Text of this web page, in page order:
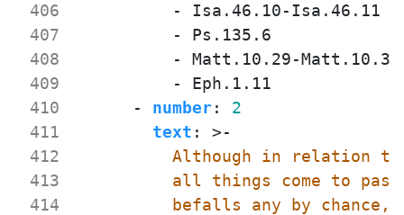
406
407
408
409
410
411
412
413
414
- Isa.46.10-Isa.46.11
- Ps.135.6
- Matt.10.29-Matt.10.31
- Eph.1.11
- number:
2
text : >-